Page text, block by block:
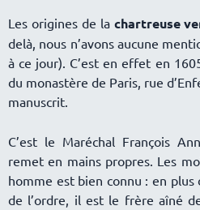
Les origines de la chartreuse
delà, nous n’avons aucune
à ce jour). C’est en effet en
du monastère de Paris, rue
manuscrit.
C’est le Maréchal François
remet en mains propres. Les
homme est bien connu : en plus
de l’ordre, il est le frère aîné